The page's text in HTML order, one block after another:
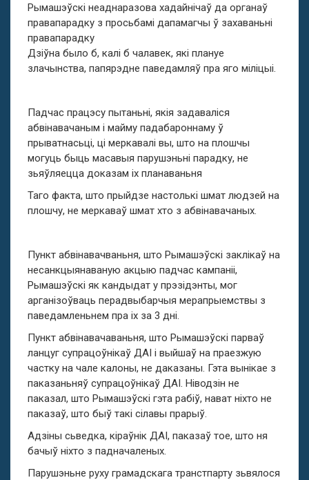
Рымашэўскі неаднаразова хадайнічаў да органаў
правапарадку з просьбамі дапамагчы ў захаваньні
правапарадку
Дзіўна было б, калі б чалавек, які плануе
злачынства, папярэдне паведамляў пра яго міліцыі.
Падчас працэсу пытаньні, якія задаваліся
абвінавачаным і майму падабароннаму ў
прыватнасьці, ці меркавалі вы, што на плошчы
могуць быць масавыя парушэньні парадку, не
зьяўляецца доказам іх планаваньня
Таго факта, што прыйдзе настолькі шмат людзей на
плошчу, не меркаваў шмат хто з абвінавачаных.
Пункт абвінавачваньня, што Рымашэўскі заклікаў на
несанкцыянаваную акцыю падчас кампаніі,
Рымашэўскі як кандыдат у прэзідэнты, мог
арганізоўваць перадвыбарчыя мерапрыемствы з
паведамленьнем пра іх за 3 дні.
Пункт абвінавачаваньня, што Рымашэўскі парваў
ланцуг супрацоўнікаў ДАІ і выйшаў на праезжую
частку на чале калоны, не даказаны. Гэта вынікае з
паказаньняў супрацоўнікаў ДАІ. Ніводзін не
паказал, што Рымашэўскі гэта рабіў, нават ніхто не
паказаў, што быў такі сілавы прарыў.
Адзіны сьведка, кіраўнік ДАІ, паказаў тое, што ня
бачыў ніхто з падначаленых.
Парушэньне руху грамадскага транстпарту зьвялося